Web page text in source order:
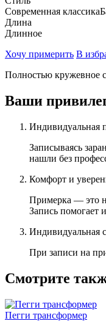
Современная классика
Длина
Длинное
Хочу примерить В
Полностью кружевное
Ваши
Индивидуальная
Записываясь
нашли без
Комфорт и
Примерка — это
Запись помогает
Индивидуальная
При записи на
Смотрите
Пегги трансформер